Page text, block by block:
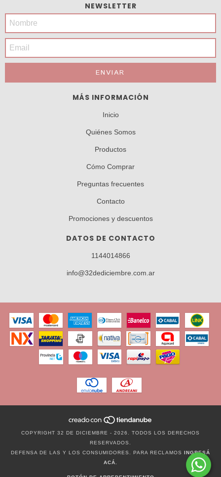
NEWSLETTER
MÁS INFORMACIÓN
Inicio
Quiénes Somos
Productos
Cómo Comprar
Preguntas frecuentes
Contacto
Promociones y descuentos
DATOS DE CONTACTO
1144014866
info@32dediciembre.com.ar
COPYRIGHT 32 DE DICIEMBRE - 2026. TODOS LOS DERECHOS
RESERVADOS.
DEFENSA DE LAS Y LOS CONSUMIDORES. PARA RECLAMOS INGRESÁ
ACÁ.